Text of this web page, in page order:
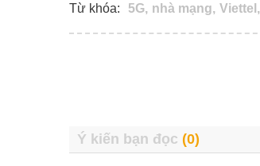
Từ khóa: 5G, nhà mạng, Viettel,